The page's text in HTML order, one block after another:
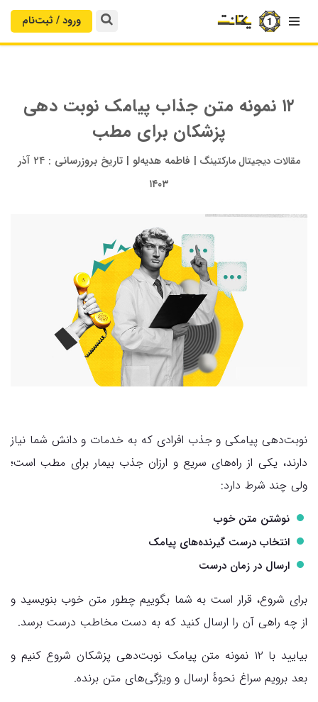
 ورود / ثبت‌‌نام
۱۲ نمونه متن جذاب پیامک نوبت دهی
پزشکان برای مطب
مقالات دیجیتال مارکتینگ | فاطمه هدیه‌لو | تاریخ بروزرسانی :
۲۴ آذر
۱۴۰۳
نوبت‌دهی پیامکی و جذب افرادی که به خدمات و دانش شما نیاز
دارند، یکی از راه‌های سریع و ارزان جذب بیمار برای مطب است؛
ولی چند شرط دارد:
نوشتن متن خوب
انتخاب درست گیرنده‌های پیامک
ارسال در زمان درست
برای شروع، قرار است به شما بگوییم چطور متن خوب بنویسید و
از چه راهی آن را ارسال کنید که به دست مخاطب درست برسد.
بیایید با ۱۲ نمونه متن پیامک نوبت‌دهی پزشکان شروع کنیم و
بعد برویم سراغ نحوهٔ ارسال و ویژگی‌های متن برنده.